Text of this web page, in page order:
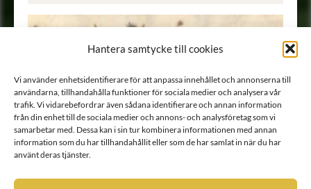
Hantera samtycke till cookies
Vi använder enhetsidentifierare för att anpassa innehållet och annonserna till
användarna, tillhandahålla funktioner för sociala medier och analysera vår
trafik. Vi vidarebefordrar även sådana identifierare och annan information
från din enhet till de sociala medier och annons- och analysföretag som vi
samarbetar med. Dessa kan i sin tur kombinera informationen med annan
information som du har tillhandahållit eller som de har samlat in när du har
använt deras tjänster.